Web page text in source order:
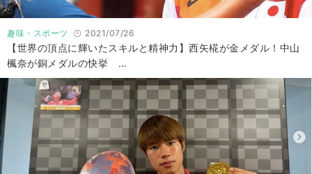
趣味・スポーツ 2021/07/26
【世界の頂点に輝いたスキルと精神力】西矢椛が金メダル！中山
楓奈が銅メダルの快挙 …